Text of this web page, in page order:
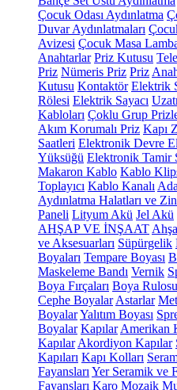
Çocuk Odası Aydınlatma
Duvar Aydınlatmaları
Avizesi Çocuk Masa
Anahtarlar Priz Kutusu
Priz Nümeris Priz Priz
Kutusu Kontaktör Elektrik
Rölesi Elektrik Sayacı
Kabloları Çoklu Grup
Akım Korumalı Priz Kapı
Saatleri Elektronik Devre
Yüksüğü Elektronik Tamir
Makaron Kablo Kablo
Toplayıcı Kablo Kanalı
Aydınlatma Halatları ve
Paneli Lityum Akü Jel Akü
AHŞAP VE İNŞAAT
ve Aksesuarları Süpürgelik
Boyaları Tempare Boyası
Maskeleme Bandı Vernik
Boya Fırçaları Boya Rulosu
Cephe Boyalar Astarlar
BoyalarYalıtım Boyası
Boyalar Kapılar Amerikan
Kapılar Akordiyon Kapılar
Kapıları Kapı Kolları
Fayansları Yer Seramik ve
Fayansları Karo Mozaik